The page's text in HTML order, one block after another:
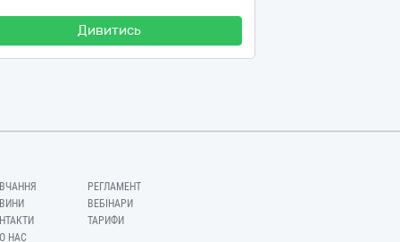
Дивитись
НАС
РЕГЛАМЕНТ
ВЕБІНАРИ
ТАРИФИ